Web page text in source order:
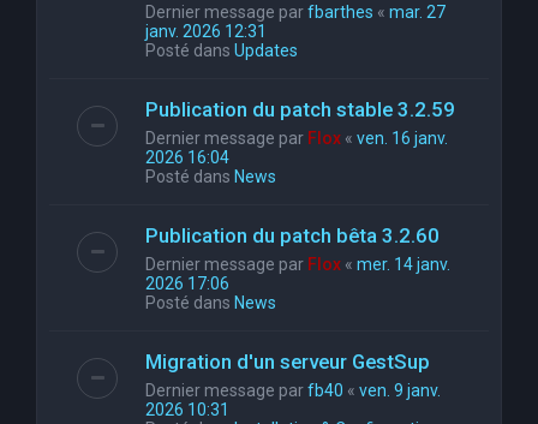
Dernier message parfbarthes « mar. 27
janv. 2026 12:31
Posté dans Updates
Publication du patch stable 3.2.59
Dernier message par Flox « ven. 16 janv.
2026 16:04
Posté dans News
Publication du patch bêta 3.2.60
Dernier message par Flox « mer. 14 janv.
2026 17:06
Posté dans News
Migration d'un serveur GestSup
Dernier message parfb40 « ven. 9 janv.
2026 10:31